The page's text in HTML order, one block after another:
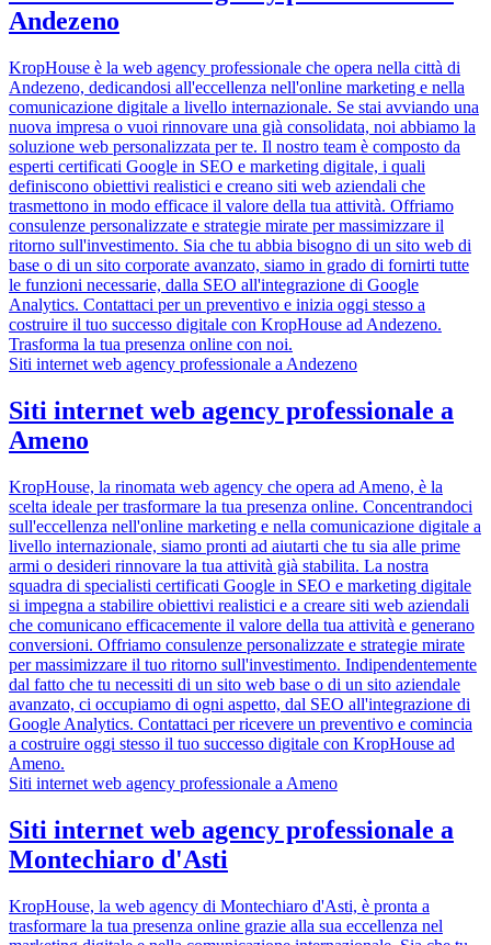
Andezeno
KropHouse è la web agency professionale che opera nella città di
Andezeno, dedicandosi all'eccellenza nell'online marketing e nella
comunicazione digitale a livello internazionale. Se stai avviando una
nuova impresa o vuoi rinnovare una già consolidata, noi abbiamo la
soluzione web personalizzata per te. Il nostro team è composto da
esperti certificati Google in SEO e marketing digitale, i quali
definiscono obiettivi realistici e creano siti web aziendali che
trasmettono in modo efficace il valore della tua attività. Offriamo
consulenze personalizzate e strategie mirate per massimizzare il
ritorno sull'investimento. Sia che tu abbia bisogno di un sito web di
base o di un sito corporate avanzato, siamo in grado di fornirti tutte
le funzioni necessarie, dalla SEO all'integrazione di Google
Analytics. Contattaci per un preventivo e inizia oggi stesso a
costruire il tuo successo digitale con KropHouse ad Andezeno.
Trasforma la tua presenza online con noi.
Siti internet web agency professionale a Andezeno
Siti internet web agency professionale a
Ameno
KropHouse, la rinomata web agency che opera ad Ameno, è la
scelta ideale per trasformare la tua presenza online. Concentrandoci
sull'eccellenza nell'online marketing e nella comunicazione digitale a
livello internazionale, siamo pronti ad aiutarti che tu sia alle prime
armi o desideri rinnovare la tua attività già stabilita. La nostra
squadra di specialisti certificati Google in SEO e marketing digitale
si impegna a stabilire obiettivi realistici e a creare siti web aziendali
che comunicano efficacemente il valore della tua attività e generano
conversioni. Offriamo consulenze personalizzate e strategie mirate
per massimizzare il tuo ritorno sull'investimento. Indipendentemente
dal fatto che tu necessiti di un sito web base o di un sito aziendale
avanzato, ci occupiamo di ogni aspetto, dal SEO all'integrazione di
Google Analytics. Contattaci per ricevere un preventivo e comincia
a costruire oggi stesso il tuo successo digitale con KropHouse ad
Ameno.
Siti internet web agency professionale a Ameno
Siti internet web agency professionale a
Montechiaro d'Asti
KropHouse, la web agency di Montechiaro d'Asti, è pronta a
trasformare la tua presenza online grazie alla sua eccellenza nel